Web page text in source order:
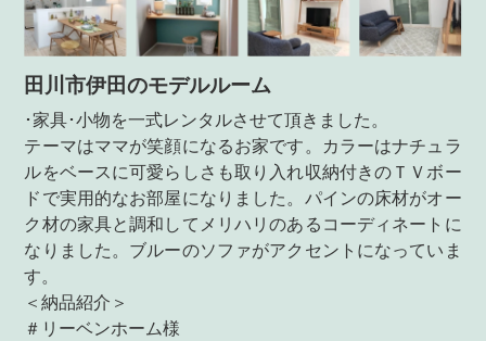
田川市伊田のモデルルーム
･家具･小物を一式レンタルさせて頂きました。
テーマはママが笑顔になるお家です。カラーはナチュラ
ルをベースに可愛らしさも取り入れ収納付きのＴＶボー
ドで実用的なお部屋になりました。パインの床材がオー
ク材の家具と調和してメリハリのあるコーディネートに
なりました。ブルーのソファがアクセントになっていま
す。
＜納品紹介＞
＃リーベンホーム様